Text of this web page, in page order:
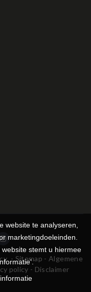
website te analyseren,
marketingdoeleinden.
stemt u hiermee
- Sitemap - Algemene
policy - Disclaimer